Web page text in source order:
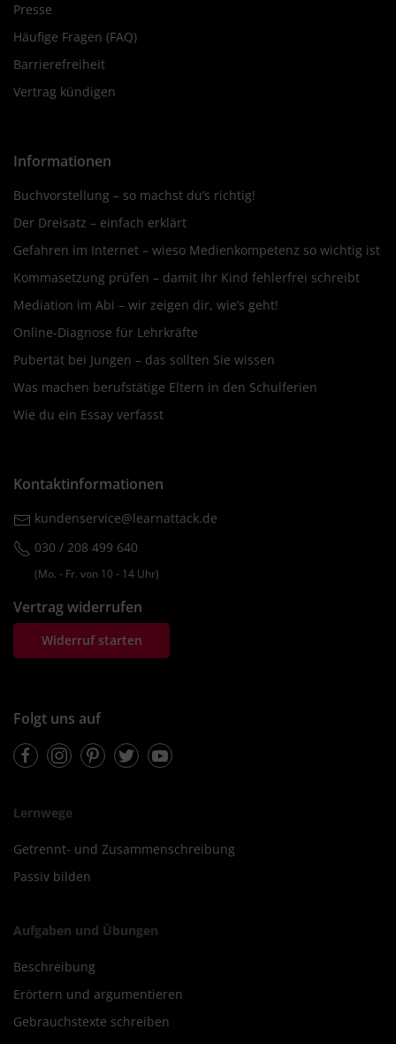
Presse
Häufige Fragen (FAQ)
Barrierefreiheit
Vertrag kündigen
Informationen
Buchvorstellung – so machst du’s richtig!
Der Dreisatz – einfach erklärt
Gefahren im Internet – wieso Medienkompetenz so wichtig ist
Kommasetzung prüfen – damit Ihr Kind fehlerfrei schreibt
Mediation im Abi – wir zeigen dir, wie’s geht!
Online-Diagnose für Lehrkräfte
Pubertät bei Jungen – das sollten Sie wissen
Was machen berufstätige Eltern in den Schulferien
Wie du ein Essay verfasst
Kontaktinformationen
kundenservice@learnattack.de
030 / 208 499 640
(Mo. ‐ Fr. von 10 ‐ 14 Uhr)
Vertrag widerrufen
Widerruf starten
Folgt uns auf
FacebookInstagramPinterestTwitterYoutube
Lernwege
Getrennt- und Zusammenschreibung
Passiv bilden
Aufgaben und Übungen
Beschreibung
Erörtern und argumentieren
Gebrauchstexte schreiben